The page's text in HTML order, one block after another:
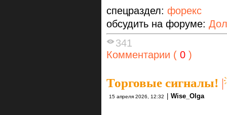
спецраздел: форекс
обсудить на форуме:
341
Комментарии ( 0 )
Торговые сигналы! |
15 апреля 2026, 12:32 Wise_Olga